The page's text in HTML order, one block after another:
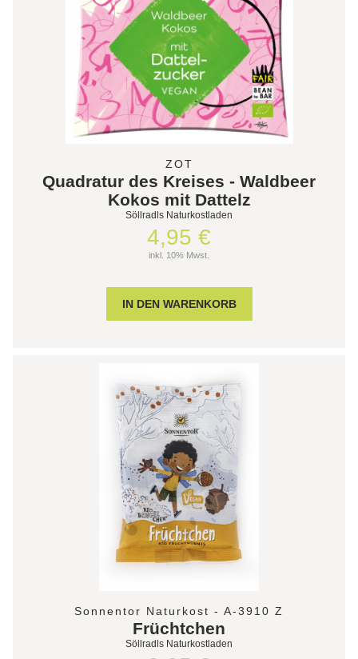
ZOT
Quadratur des Kreises - Waldbeer
Kokos mit Dattelz
Söllradls Naturkostladen
4,95 €
inkl. 10% Mwst.
Sonnentor Naturkost - A-3910 Z
Früchtchen
Söllradls Naturkostladen